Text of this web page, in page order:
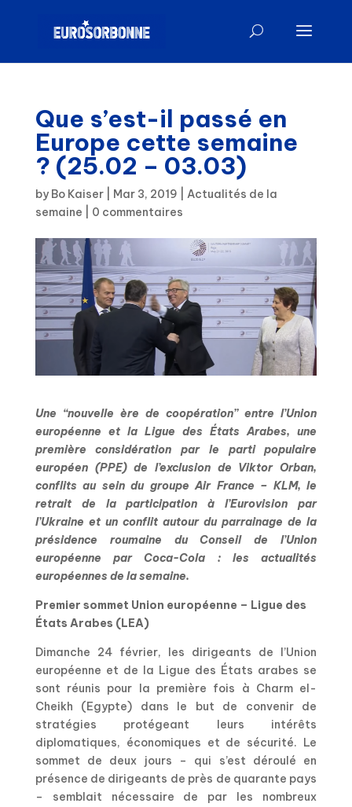
Que s’est-il passé en
Europe cette semaine
? (25.02 – 03.03)
by Bo Kaiser| Mar 3, 2019
Actualités de la
semaine
0 commentaires
Une “nouvelle ère de coopération” entre l’Union
européenne et la Ligue des États Arabes, une
première considération par le parti populaire
européen (PPE) de l’exclusion de Viktor Orban,
conflits au sein du groupe Air France – KLM, le
retrait de la participation à l’Eurovision par
l’Ukraine et un conflit autour du parrainage de la
présidence roumaine du Conseil de l’Union
européenne par Coca-Cola : les actualités
européennes de la semaine.
Premier sommet Union européenne – Ligue des
États Arabes (LEA)
Dimanche 24 février, les dirigeants de l’Union
européenne et de la Ligue des États arabes se
sont réunis pour la première fois à Charm el-
Cheikh (Egypte) dans le but de convenir de
stratégies protégeant leurs intérêts
diplomatiques, économiques et de sécurité. Le
sommet de deux jours – qui s’est déroulé en
présence de dirigeants de près de quarante pays
– semblait nécessaire de par les nombreux